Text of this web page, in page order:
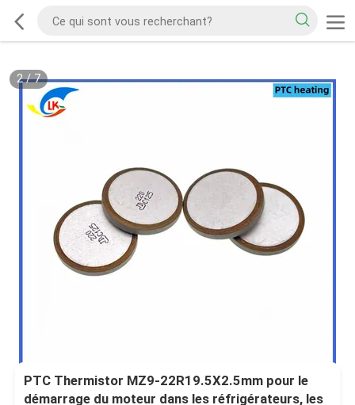
2/7
PTC Thermistor MZ9-22R19.5X2.5mm pour le
démarrage du moteur dans les réfrigérateurs, les